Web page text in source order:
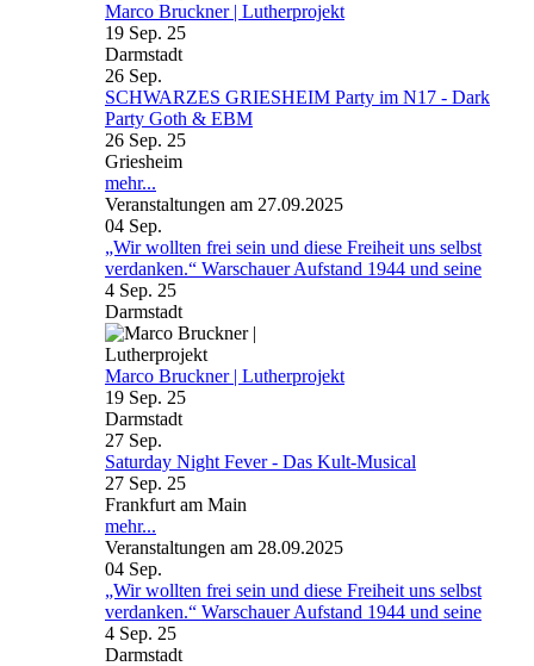
Marco Bruckner | Lutherprojekt
19 Sep. 25
Darmstadt
26 Sep.
SCHWARZES GRIESHEIM Party im N17 - Dark
Party Goth & EBM
26 Sep. 25
Griesheim
mehr...
Veranstaltungen am 27.09.2025
04 Sep.
„Wir wollten frei sein und diese Freiheit uns selbst
verdanken.“ Warschauer Aufstand 1944 und seine
4 Sep. 25
Darmstadt
Marco Bruckner | Lutherprojekt
19 Sep. 25
Darmstadt
27 Sep.
Saturday Night Fever - Das Kult-Musical
27 Sep. 25
Frankfurt am Main
mehr...
Veranstaltungen am 28.09.2025
04 Sep.
„Wir wollten frei sein und diese Freiheit uns selbst
verdanken.“ Warschauer Aufstand 1944 und seine
4 Sep. 25
Darmstadt